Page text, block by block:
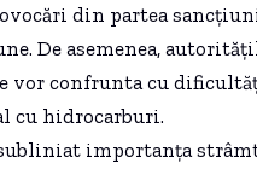
din partea
De asemenea,
vor confrunta cu
cu hidrocarburi.
importanța